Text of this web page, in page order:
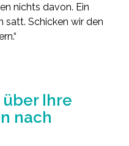
nichts davon. Ein
satt. Schicken wir den
Ihre
nach